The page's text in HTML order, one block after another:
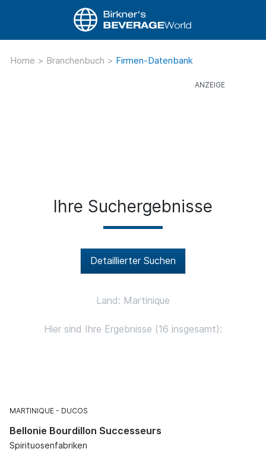
Home > Branchenbuch > Firmen-Datenbank
Ihre Suchergebnisse
Detaillierter Suchen
Land: Martinique
Hier sind Ihre Ergebnisse (16 insgesamt):
MARTINIQUE DUCOS
Bellonie Bourdillon Successeurs
Spirituosenfabriken